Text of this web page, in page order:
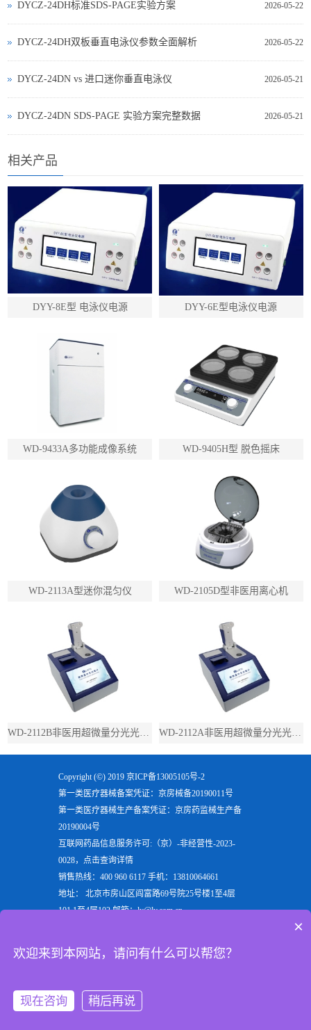
2026-05-22
DYCZ-24DH标准SDS-PAGE实验方案
2026-05-22
DYCZ-24DH双板垂直电泳仪参数全面解析
2026-05-21
DYCZ‑24DN vs 进口迷你垂直电泳仪
2026-05-21
DYCZ‑24DN SDS‑PAGE 实验方案完整数据
相关产品
DYY-8E型 电泳仪电源 DYY-6E型电泳仪电源
WD-9433A多功能成像系统 WD-9405H型 脱色摇床
WD-2113A型迷你混匀仪 WD-2105D型非医用离心机
WD-2112B非医用超微量分光光度计（带荧光） WD-2112A非医用超微量分光光度计（不带荧光）
Copyright (©) 2019 京ICP备13005105号-2
第一类医疗器械备案凭证：京房械备20190011号
第一类医疗器械生产备案凭证：京房药监械生产备
20190004号
互联网药品信息服务许可:（京）-非经营性-2023-
0028，点击查询详情
销售热线：400 960 6117 手机：13810064661
地址： 北京市房山区阎富路69号院25号楼1至4层
101,1至4层102 邮箱：ly@ly.com.cn
仪
等实验室用检验分析产品，是电泳槽装置行业的重
×
欢迎来到本网站，请问有什么可以帮您？
现在咨询 稍后再说